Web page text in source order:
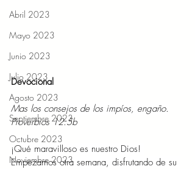
Abril 2023
Mayo 2023
Junio 2023
Julio 2023
Agosto 2023
Septiembre 2023
Octubre 2023
Noviembre 2023
Devocional
Mas los consejos de los impíos, engaño.
Proverbios 12:5b
¡Qué maravilloso es nuestro Dios!
Empezamos otra semana, disfrutando de su